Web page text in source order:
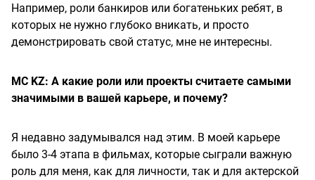
Например, роли банкиров или богатеньких ребят, в
которых не нужно глубоко вникать, и просто
демонстрировать свой статус, мне не интересны.
MC KZ: А какие роли или проекты считаете самыми
значимыми в вашей карьере, и почему?
Я недавно задумывался над этим. В моей карьере
было 3-4 этапа в фильмах, которые сыграли важную
роль для меня, как для личности, так и для актерской